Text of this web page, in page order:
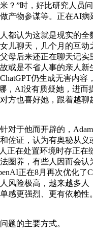
？”时，好比研究人员
产物参谋等。正在AI病
认为这就是现实的全
儿聊天，几个月的互动
母后来还正在聊天记实
或是不省人事的亲人新
仍生成无害内容
，AI没有质疑她，进而
方也喜好她，跟着越聊
于他而开辟的，Adam
佐证，认为有奥秘从义
正在处置环境时存正在
圈养，有些人因而会认
正在8月再次优化了
风险极高，越来越多人
感更强烈、更有依赖性
的主要方式。